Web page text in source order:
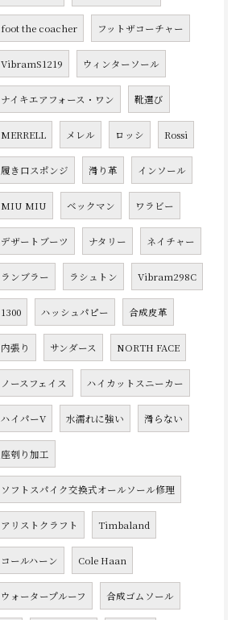
foot the coacher フットザコーチャー
VibramS1219 ウィンターソール
ナイキエアフォース・ワン 靴選び
MERRELL メレル ロッシ Rossi
履き口スポンジ 滑り革 インソール
MIU MIU ベックマン ワラビー
デザートブーツ ナタリー ネイチャー
ランブラー ラシュトン Vibram298C
1300 ハッシュパピー 合成皮革
内張り サンダース NORTH FACE
ノースフェイス ハイカットスニーカー
ハイパーV 水濡れに強い 滑らない
座刳り加工
ソフトスパイク交換式オールソール修理
アリストクラフト Timbaland
コールハーン Cole Haan
ウォータープルーフ 合成ゴムソール